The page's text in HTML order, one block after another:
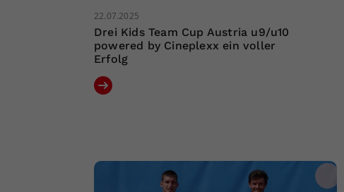
22.07.2025
Drei Kids Team Cup Austria u9/u10
powered by Cineplexx ein voller
Erfolg